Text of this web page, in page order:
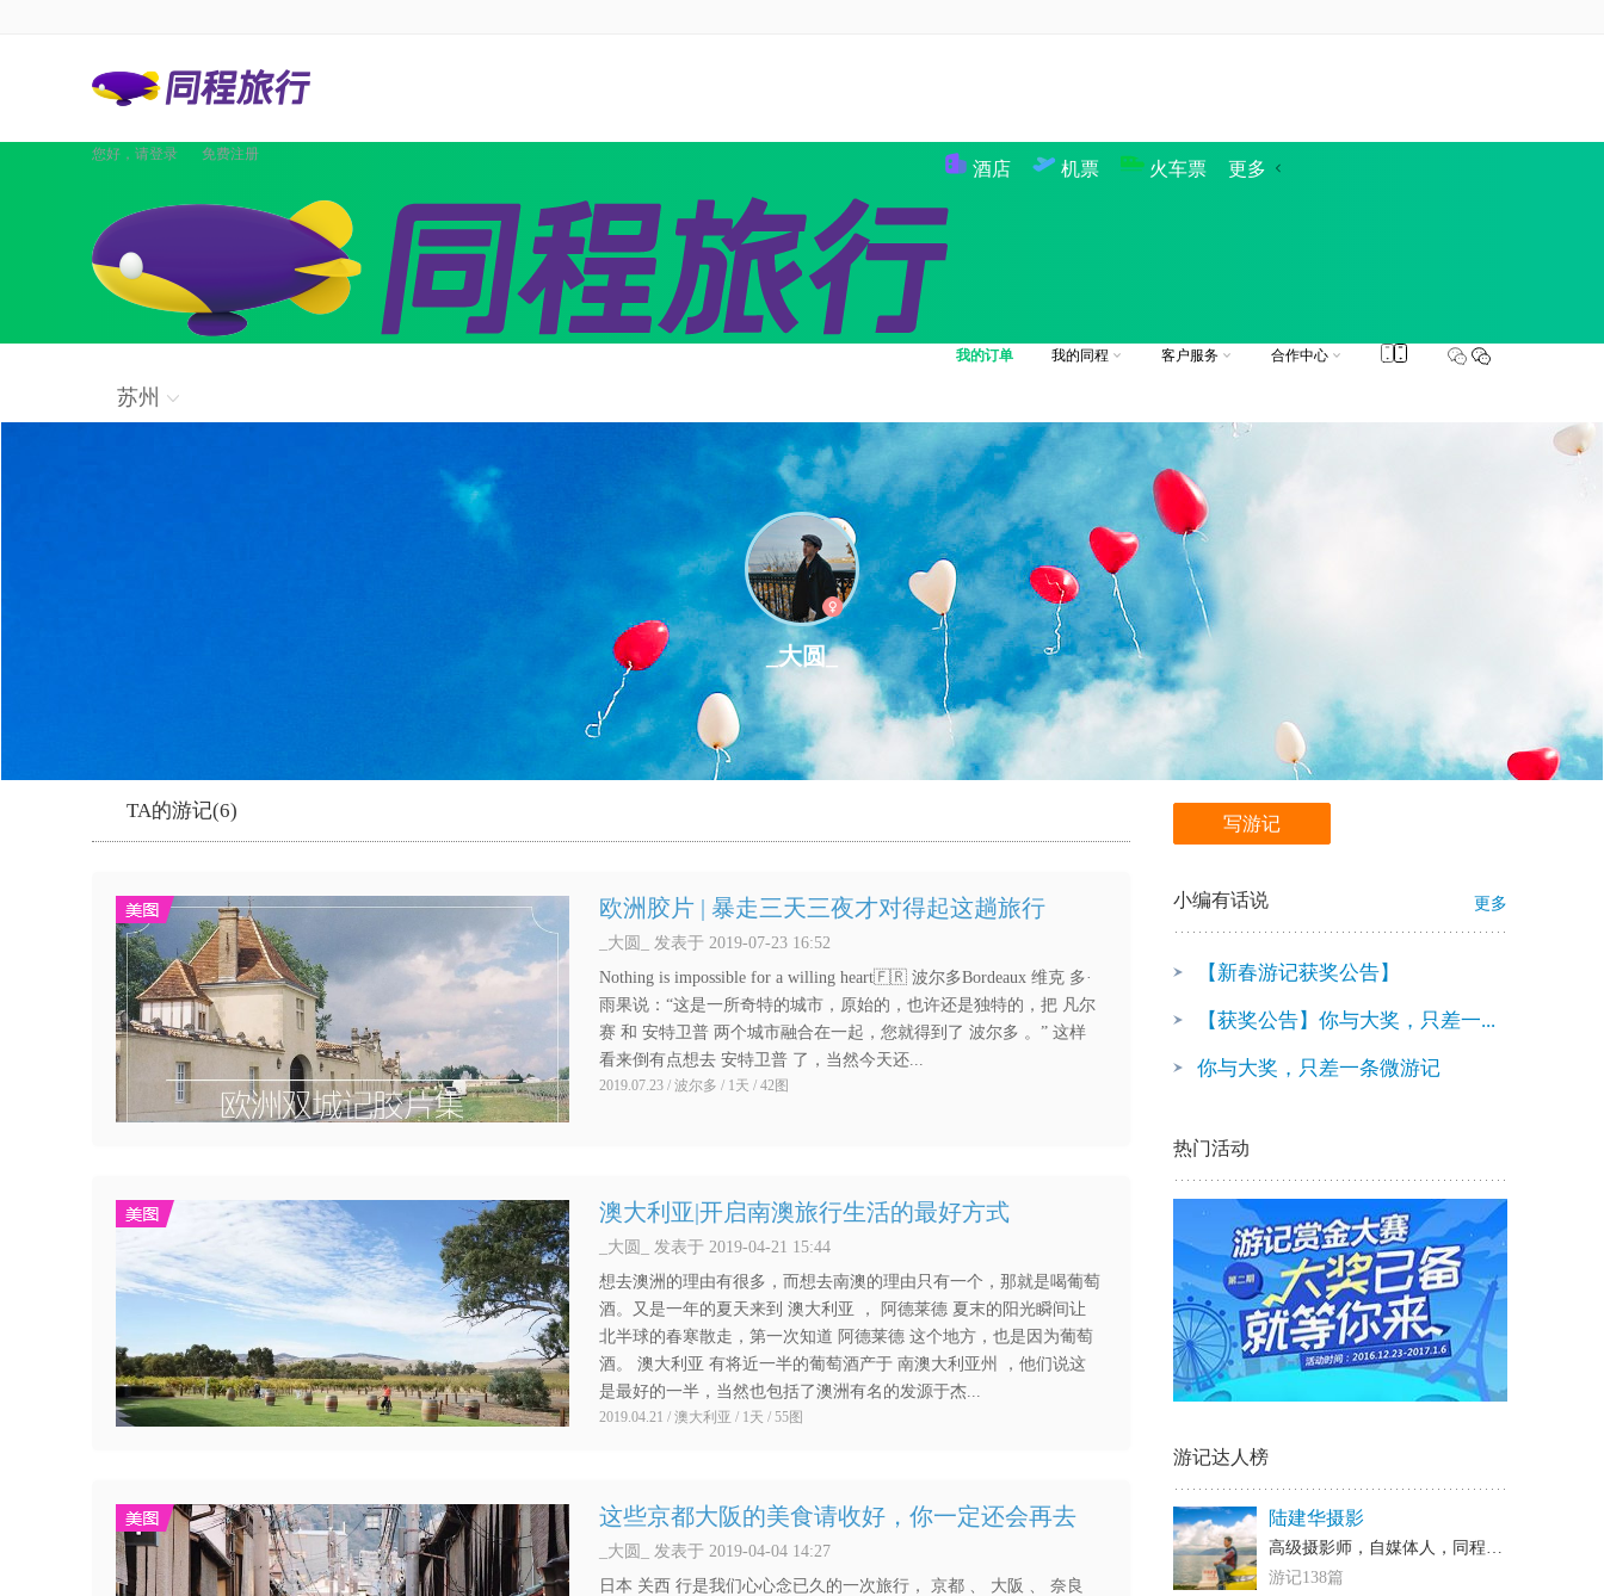
您好，请登录 免费注册
酒店
国内酒店
机票
国际·港澳机票 同程商旅
火车票 更多
景点
境内游首页
出境游
出境定制
邮轮
邮轮
团队定制
国内航线
企业商旅
汽车·船票
礼品卡
苏州
我的订单 我的同程
我的收藏
我的信息
客户服务
在线客服
人工申诉
包团定制
合作中心
门票合作
快用微信扫我吧!
_大圆_
TA的游记(6)
欧洲胶片 | 暴走三天三夜才对得起这趟旅行
_大圆_ 发表于 2019-07-23 16:52
Nothing is impossible for a willing heart🇫🇷 波尔多Bordeaux 维克 多·
雨果说：“这是一所奇特的城市，原始的，也许还是独特的，把 凡尔
赛 和 安特卫普 两个城市融合在一起，您就得到了 波尔多 。” 这样
看来倒有点想去 安特卫普 了，当然今天还...
2019.07.23 / 波尔多 / 1天 / 42图
澳大利亚|开启南澳旅行生活的最好方式
_大圆_ 发表于 2019-04-21 15:44
想去澳洲的理由有很多，而想去南澳的理由只有一个，那就是喝葡萄
酒。又是一年的夏天来到 澳大利亚 ， 阿德莱德 夏末的阳光瞬间让
北半球的春寒散走，第一次知道 阿德莱德 这个地方，也是因为葡萄
酒。 澳大利亚 有将近一半的葡萄酒产于 南澳大利亚州 ，他们说这
是最好的一半，当然也包括了澳洲有名的发源于杰...
2019.04.21 / 澳大利亚 / 1天 / 55图
这些京都大阪的美食请收好，你一定还会再去
_大圆_ 发表于 2019-04-04 14:27
日本 关西 行是我们心心念已久的一次旅行， 京都 、 大阪 、 奈良
写游记
小编有话说 更多
【新春游记获奖公告】
【获奖公告】你与大奖，只差一...
你与大奖，只差一条微游记
热门活动
游记达人榜
陆建华摄影
高级摄影师，自媒体人，同程等各大网站的认证旅行家
游记138篇